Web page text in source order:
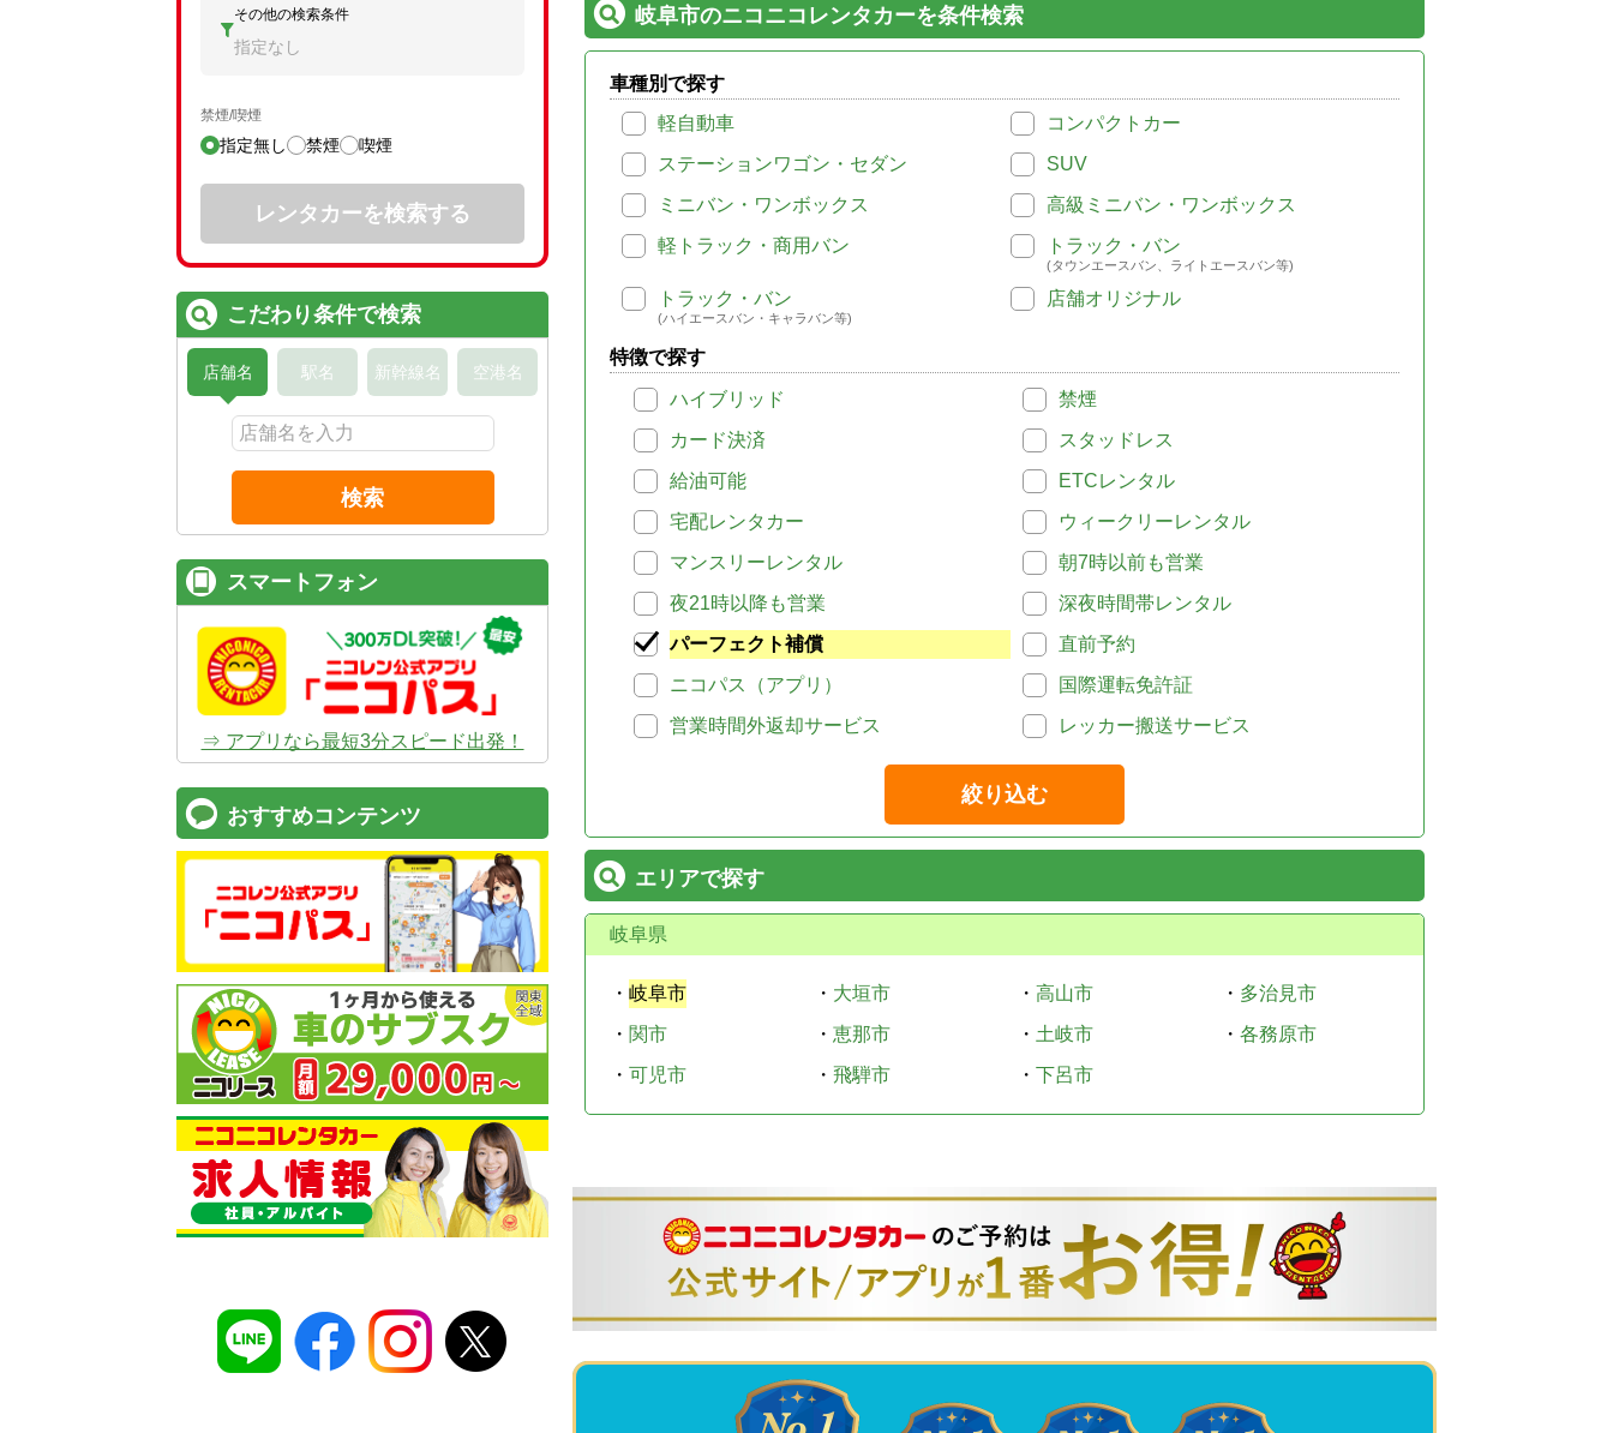
岐阜市のニコニコレンタカーを条件検索
車種別で探す
軽自動車
コンパクトカー
ステーションワゴン・セダン
SUV
ミニバン・ワンボックス
高級ミニバン・ワンボックス
軽トラック・商用バン
トラック・バン
(タウンエースバン、ライトエースバン等)
トラック・バン
(ハイエースバン・キャラバン等)
店舗オリジナル
特徴で探す
ハイブリッド
禁煙
カード決済
スタッドレス
給油可能
ETCレンタル
宅配レンタカー
ウィークリーレンタル
マンスリーレンタル
朝7時以前も営業
夜21時以降も営業
深夜時間帯レンタル
パーフェクト補償
直前予約
ニコパス（アプリ）
国際運転免許証
営業時間外返却サービス
レッカー搬送サービス
絞り込む
エリアで探す
岐阜県
・ 岐阜市 ・ 大垣市 ・ 高山市 ・ 多治見市
・ 関市 ・ 恵那市 ・ 土岐市 ・ 各務原市
・ 可児市 ・ 飛騨市 ・ 下呂市
その他の検索条件
指定なし
禁煙/喫煙
指定無し 禁煙 喫煙
レンタカーを検索する
こだわり条件で検索
店舗名 駅名 新幹線名 空港名
検索
スマートフォン
⇒ アプリなら最短3分スピード出発！
おすすめコンテンツ